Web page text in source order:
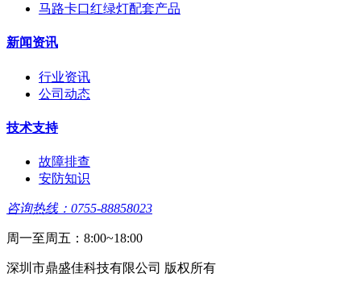
马路卡口红绿灯配套产品
新闻资讯
行业资讯
公司动态
技术支持
故障排查
安防知识
咨询热线：0755-88858023
周一至周五：8:00~18:00
深圳市鼎盛佳科技有限公司 版权所有